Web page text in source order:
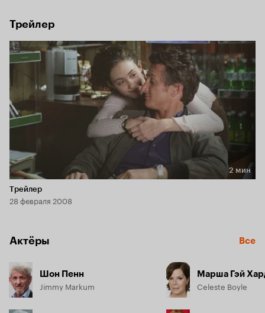
Трейлер
Длительность 2 мин
2 мин
Трейлер
28 февраля 2008
Актёры Все
Шон Пенн
Jimmy Markum
Марша Гэй
Celeste Boyle